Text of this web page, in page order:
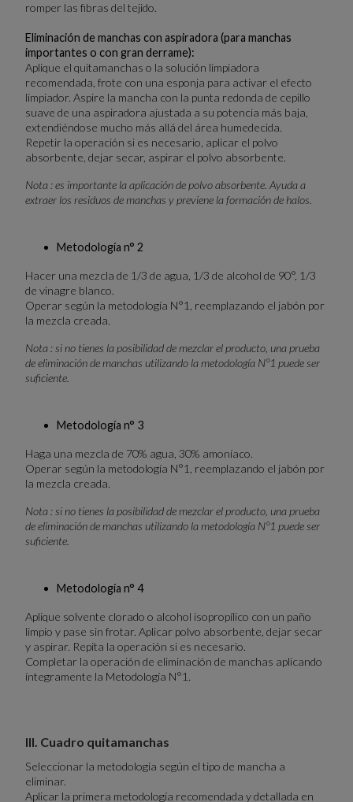
romper las fibras del tejido.
Eliminación de manchas con aspiradora (para manchas
importantes o con gran derrame):
Aplique el quitamanchas o la solución limpiadora
recomendada, frote con una esponja para activar el efecto
limpiador. Aspire la mancha con la punta redonda de cepillo
suave de una aspiradora ajustada a su potencia más baja,
extendiéndose mucho más allá del área humedecida.
Repetir la operación si es necesario, aplicar el polvo
absorbente, dejar secar, aspirar el polvo absorbente.
Nota : es importante la aplicación de polvo absorbente. Ayuda a
extraer los residuos de manchas y previene la formación de halos.
Metodología n° 2
Hacer una mezcla de 1/3 de agua, 1/3 de alcohol de 90°, 1/3
de vinagre blanco.
Operar según la metodología N°1, reemplazando el jabón por
la mezcla creada.
Nota : si no tienes la posibilidad de mezclar el producto, una prueba
de eliminación de manchas utilizando la metodología N°1 puede ser
suficiente.
Metodología n° 3
Haga una mezcla de 70% agua, 30% amoníaco.
Operar según la metodología N°1, reemplazando el jabón por
la mezcla creada.
Nota : si no tienes la posibilidad de mezclar el producto, una prueba
de eliminación de manchas utilizando la metodología N°1 puede ser
suficiente.
Metodología n° 4
Aplique solvente clorado o alcohol isopropílico con un paño
limpio y pase sin frotar. Aplicar polvo absorbente, dejar secar
y aspirar. Repita la operación si es necesario.
Completar la operación de eliminación de manchas aplicando
íntegramente la Metodología N°1.
III. Cuadro quitamanchas
Seleccionar la metodología según el tipo de mancha a
eliminar.
Aplicar la primera metodología recomendada y detallada en